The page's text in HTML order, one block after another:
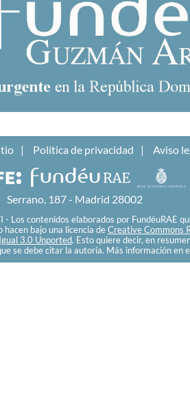
Política de privacidad Aviso
Serrano, 187 - Madrid 28002
Los contenidos elaborados por FundéuRAE
hacen bajo una licencia de Creative Commons
3.0 Unported. Esto quiere decir, en
se debe citar la autoría. Más información en